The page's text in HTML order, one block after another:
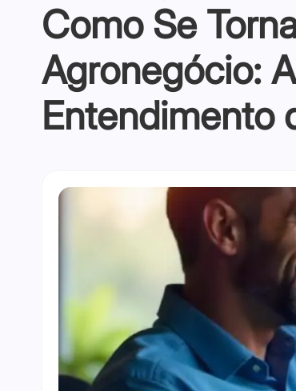
Como Se
Agronegócio:
Entendimento